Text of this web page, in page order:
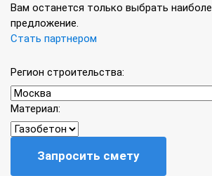
Вам останется только выбрать
предложение.
Стать партнером
Регион строительства:
Материал:
Запросить смету